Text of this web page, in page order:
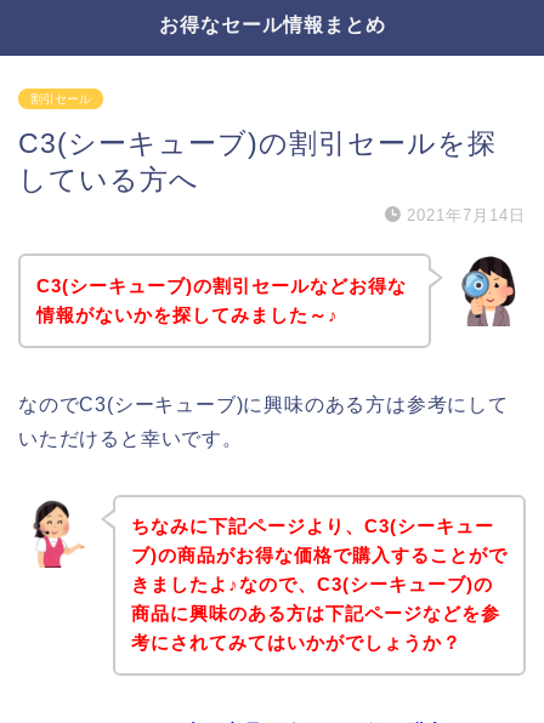
お得なセール情報まとめ
割引セール
C3(シーキューブ)の割引セールを探
している方へ
2021年7月14日
C3(シーキューブ)の割引セールなどお得な
情報がないかを探してみました～♪
なのでC3(シーキューブ)に興味のある方は参考にして
いただけると幸いです。
ちなみに下記ページより、C3(シーキュー
ブ)の商品がお得な価格で購入することがで
きましたよ♪なので、C3(シーキューブ)の
商品に興味のある方は下記ページなどを参
考にされてみてはいかがでしょうか？